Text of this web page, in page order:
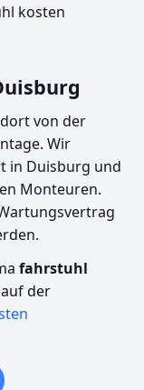
kosten
von der
Wir
in Duisburg und
Monteuren.
fahrstuhl
der